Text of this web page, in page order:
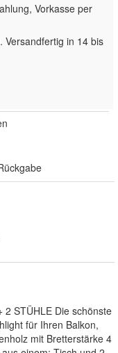
Vorkasse per
Versandfertig in 14 bis
NATUR, PINIA,
2 STÜHLE Die schönste
für Ihren Balkon,
mit Bretterstärke 4